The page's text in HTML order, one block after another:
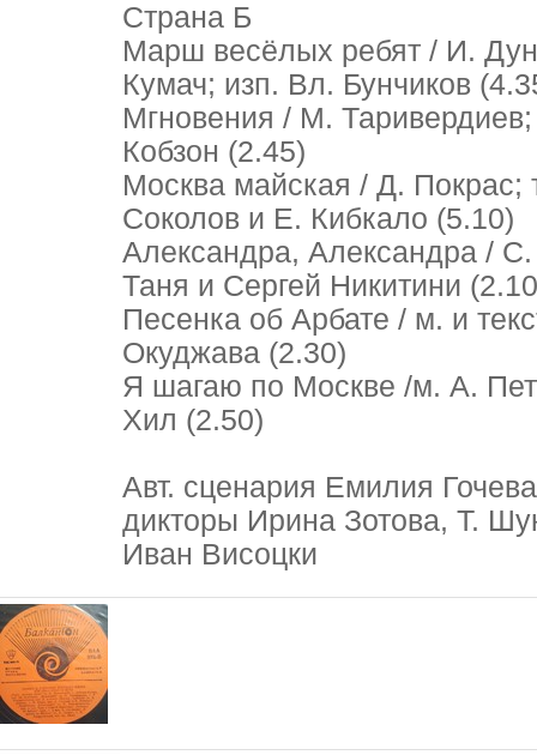
Страна Б
Марш весëлых ребят / И.
Кумач; изп. Вл. Бунчиков
Мгновения / М.
Кобзон (2.45)
Москва майская / Д. Покрас;
Соколов и Е. Кибкало (5.10)
Александра, Александра /
Таня и Сергей Никитини
Песенка об Арбате / м. и
Окуджава (2.30)
Я шагаю по Москве /м. А.
Хил (2.50)
Авт. сценария Емилия
дикторы Ирина Зотова, Т.
Иван Висоцки